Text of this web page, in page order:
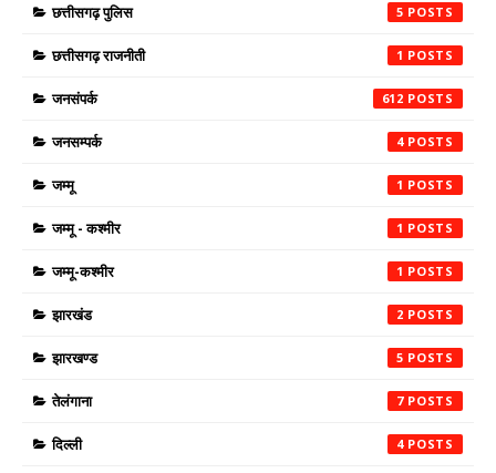
छत्तीसगढ़ पुलिस 5
छत्तीसगढ़ राजनीती 1
जनसंपर्क 612
जनसम्पर्क 4
जम्मू 1
जम्मू - कश्मीर 1
जम्मू-कश्मीर 1
झारखंड 2
झारखण्ड 5
तेलंगाना 7
दिल्ली 4